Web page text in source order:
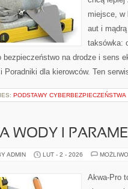
miejsce, w
aut i
taksówka:
bezpieczeństwo na drodze i sens
Poradniki dla kierowców. Ten
PODSTAWY CYBERBEZPIECZEŃSTWA
WODY I
ADMIN LUT - 2 - 2026
Akwa-Pro